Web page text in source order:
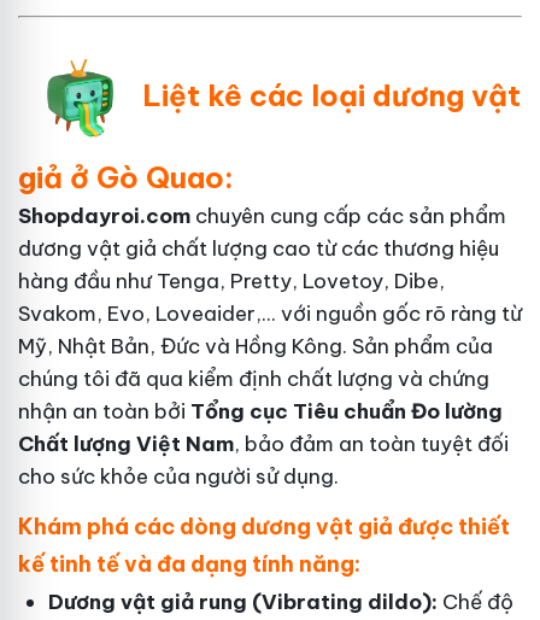
Liệt kê các loại dương vật
giả ở Gò Quao:
Shopdayroi.com chuyên cung cấp các sản phẩm
dương vật giả chất lượng cao từ các thương hiệu
hàng đầu như Tenga, Pretty, Lovetoy, Dibe,
Svakom, Evo, Loveaider,... với nguồn gốc rõ ràng từ
Mỹ, Nhật Bản, Đức và Hồng Kông. Sản phẩm của
chúng tôi đã qua kiểm định chất lượng và chứng
nhận an toàn bởi Tổng cục Tiêu chuẩn Đo lường
Chất lượng Việt Nam, bảo đảm an toàn tuyệt đối
cho sức khỏe của người sử dụng.
Khám phá các dòng dương vật giả được thiết
kế tinh tế và đa dạng tính năng:
Dương vật giả rung (Vibrating dildo): Chế độ